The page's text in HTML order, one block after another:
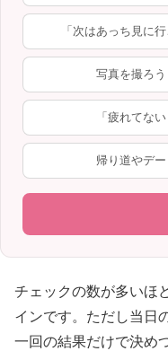
「次はあっち見に
写真を撮ろ
「疲れてな
帰り道やデ
チェックの数が多いほ
インです。ただし当日
一回の結果だけで決め